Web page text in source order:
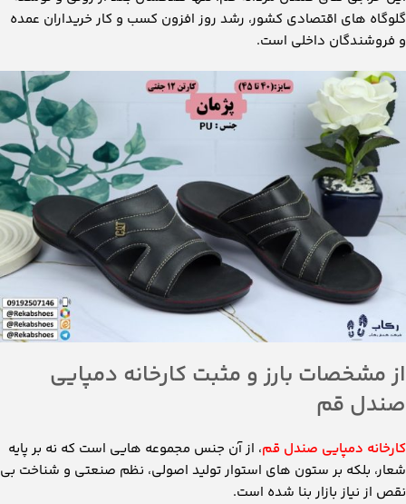
گلوگاه های اقتصادی کشور، رشد روز افزون کسب و کار خریداران عمده
و فروشندگان داخلی است.
از مشخصات بارز و مثبت کارخانه دمپایی
صندل قم
کارخانه دمپایی صندل قم، از آن جنس مجموعه‌ هایی‌ است که نه بر پایه‌
شعار، بلکه بر ستون‌ های استوار تولید اصولی، نظم صنعتی و شناخت بی
‌نقص از نیاز بازار بنا شده است.